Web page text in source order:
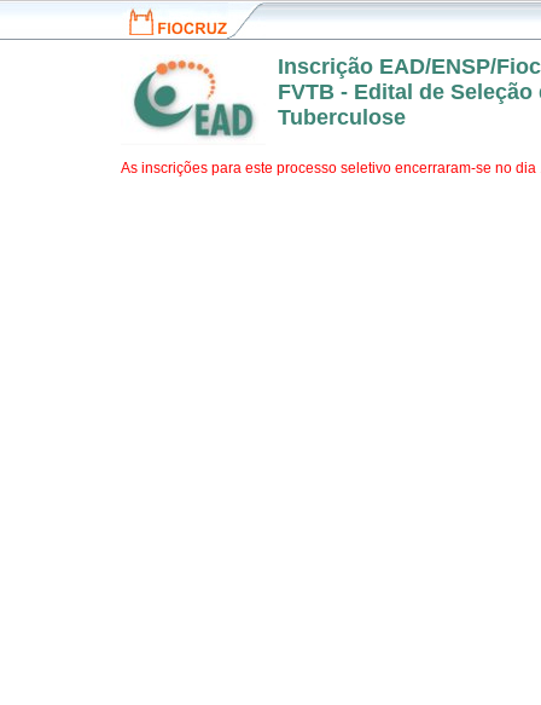
Fiocruz
Inscrição EAD/ENSP/
FVTB - Edital de
Tuberculose
As inscrições para este processo seletivo encerraram-se no